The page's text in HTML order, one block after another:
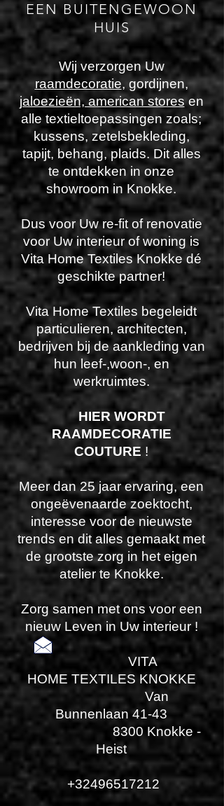
EEN BUITENGEWOON
HUIS
Wij verzorgen Uw
raamdecoratie, gordijnen,
jaloezieën, american storesen
alle textieltoepassingen zoals;
kussens, zetelsbekleding,
tapijt, behang, plaids. Dit alles
te ontdekken in onze
showroom in Knokke.
Dus voor Uw re-fit of renovatie
voor Uw interieur of woning is
Vita Home Textiles Knokke dé
geschikte partner!
Vita Home Textiles begeleidt
particulieren, architecten,
bedrijven bij de aankleding van
hun leef-,woon-, en
werkruimtes.
HIER WORDT
RAAMDECORATIE
COUTURE !
Meer dan 25 jaar ervaring, een
ongeëvenaarde zoektocht,
interesse voor de nieuwste
trends en dit alles gemaakt met
de grootste zorg in het eigen
atelier te Knokke.
Zorg samen met ons voor een
nieuw Leven in Uw interieur !
VITA
HOME TEXTILES KNOKKE
Van
Bunnenlaan 41-43
8300 Knokke -
Heist
+32496517212